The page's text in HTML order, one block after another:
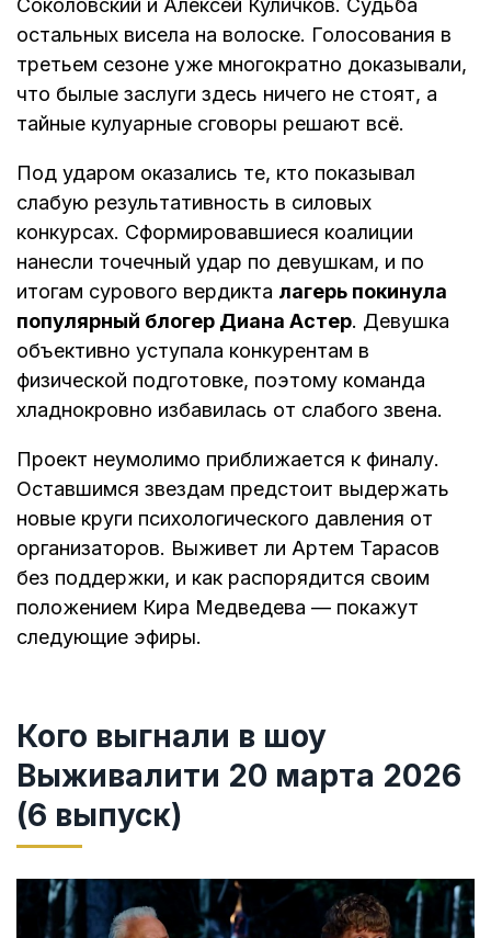
Соколовский и Алексей Куличков. Судьба
остальных висела на волоске. Голосования в
третьем сезоне уже многократно доказывали,
что былые заслуги здесь ничего не стоят, а
тайные кулуарные сговоры решают всё.
Под ударом оказались те, кто показывал
слабую результативность в силовых
конкурсах. Сформировавшиеся коалиции
нанесли точечный удар по девушкам, и по
итогам сурового вердикта лагерь покинула
популярный блогер Диана Астер. Девушка
объективно уступала конкурентам в
физической подготовке, поэтому команда
хладнокровно избавилась от слабого звена.
Проект неумолимо приближается к финалу.
Оставшимся звездам предстоит выдержать
новые круги психологического давления от
организаторов. Выживет ли Артем Тарасов
без поддержки, и как распорядится своим
положением Кира Медведева — покажут
следующие эфиры.
Кого выгнали в шоу
Выживалити 20 марта 2026
(6 выпуск)